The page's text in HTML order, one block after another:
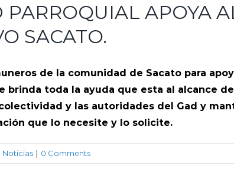
APOYA
SACATO.
de la comunidad de Sacato para
brinda toda la ayuda que esta al alcance
y las autoridades del Gad y
que lo necesite y lo solicite.
Noticias | 0 Comments